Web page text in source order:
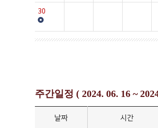
30
주간일정 ( 2024. 06. 16 ~
날짜 시간